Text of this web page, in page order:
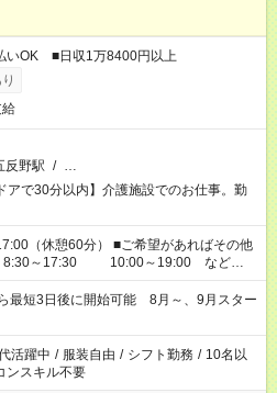
OK ■日収1万8400円以上
反野駅 / …
アで30分以内】介護施設でのお仕事。勤
分） ■ご希望があればその他
）8:30～17:30 10:00～19:00 など
せたい」 「できれば残業はしたくない」
沿ったお仕事をご紹介します！ ※Wワ
のお仕事で希望する勤務時間と、もう1つ
合計で週40時間を超える場合は応募でき
最短3日後に開始可能 8月～、9月スター
活躍中 / 服装自由 / シフト勤務 / 10名以
ンスキル不要